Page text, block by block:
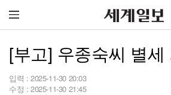
[부고] 우종숙씨 별세
입력 : 2025-11-30 20:03
수정 : 2025-11-30 21:45